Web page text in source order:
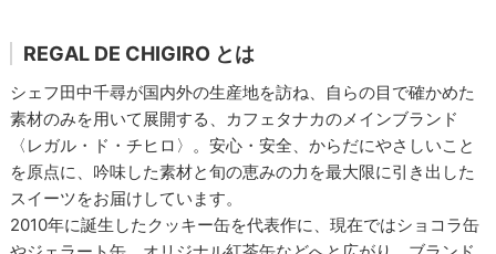
REGAL DE CHIGIRO とは
シェフ田中千尋が国内外の生産地を訪ね、自らの目で確かめた
素材のみを用いて展開する、カフェタナカのメインブランド
〈レガル・ド・チヒロ〉。安心・安全、からだにやさしいこと
を原点に、吟味した素材と旬の恵みの力を最大限に引き出した
スイーツをお届けしています。
2010年に誕生したクッキー缶を代表作に、現在ではショコラ缶